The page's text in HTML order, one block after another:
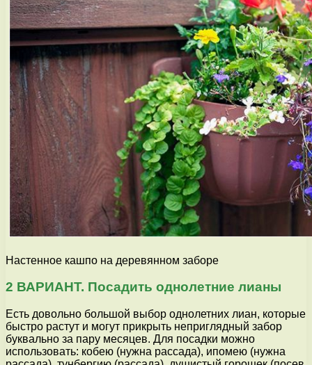
Настенное кашпо на деревянном заборе
2 ВАРИАНТ. Посадить однолетние лианы
Есть довольно большой выбор однолетних лиан, которые
быстро растут и могут прикрыть неприглядный забор
буквально за пару месяцев. Для посадки можно
использовать: кобею (нужна рассада), ипомею (нужна